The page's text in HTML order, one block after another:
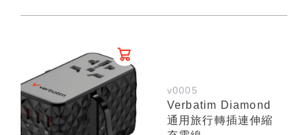
v0005
Verbatim Diamond
通用旅行轉插連伸縮